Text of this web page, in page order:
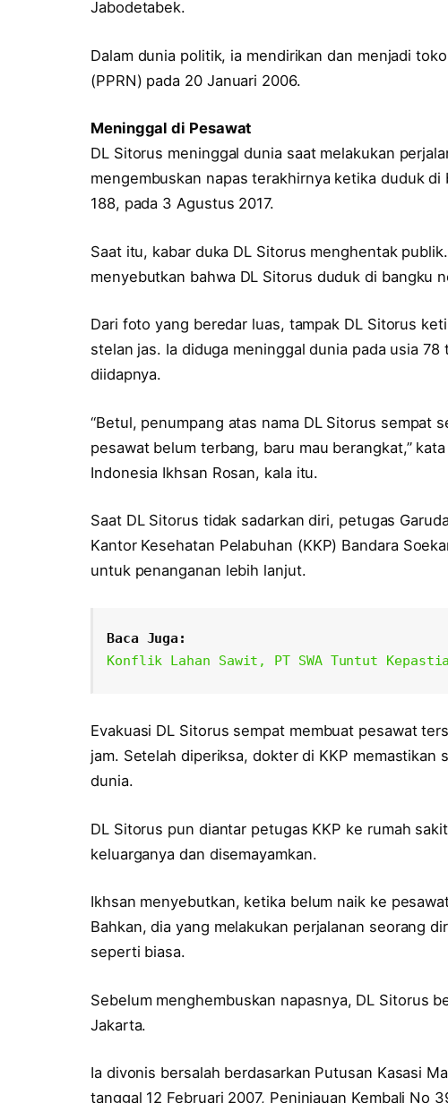
Jabodetabek.
Dalam dunia politik, ia mendirikan dan menjadi
(PPRN) pada 20 Januari 2006.
Meninggal di Pesawat
DL Sitorus meninggal dunia saat melakukan
mengembuskan napas terakhirnya ketika duduk
188, pada 3 Agustus 2017.
Saat itu, kabar duka DL Sitorus menghentak
menyebutkan bahwa DL Sitorus duduk di bangku
Dari foto yang beredar luas, tampak DL Sitorus
stelan jas. Ia diduga meninggal dunia pada usia
diidapnya.
“Betul, penumpang atas nama DL Sitorus sempat
pesawat belum terbang, baru mau berangkat,”
Indonesia Ikhsan Rosan, kala itu.
Saat DL Sitorus tidak sadarkan diri, petugas
Kantor Kesehatan Pelabuhan (KKP) Bandara
untuk penanganan lebih lanjut.
Baca Juga:
Konflik Lahan Sawit, PT SWA Tuntut
Evakuasi DL Sitorus sempat membuat pesawat
jam. Setelah diperiksa, dokter di KKP memastikan
dunia.
DL Sitorus pun diantar petugas KKP ke rumah
keluarganya dan disemayamkan.
Ikhsan menyebutkan, ketika belum naik ke
Bahkan, dia yang melakukan perjalanan seorang
seperti biasa.
Sebelum menghembuskan napasnya, DL Sitorus
Jakarta.
Ia divonis bersalah berdasarkan Putusan Kasasi
tanggal 12 Februari 2007, Peninjauan Kembali No